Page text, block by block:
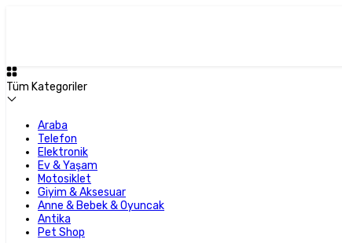
Tüm Kategoriler
Araba
Telefon
Elektronik
Ev & Yaşam
Motosiklet
Giyim & Aksesuar
Anne & Bebek & Oyuncak
Antika
Pet Shop